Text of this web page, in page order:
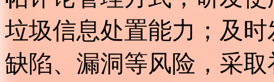
垃圾信息处置能力；及
缺陷、漏洞等风险，采